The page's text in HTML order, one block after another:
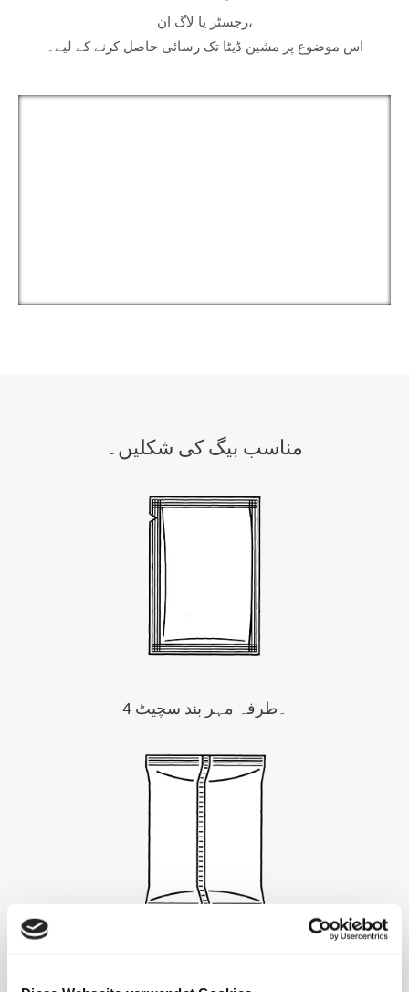
رجسٹر یا لاگ ان،
اس موضوع پر مشین ڈیٹا تک رسائی حاصل کرنے کے لیے۔
مناسب بیگ کی شکلیں۔
4 ۔طرفہ مہر بند سچیٹ